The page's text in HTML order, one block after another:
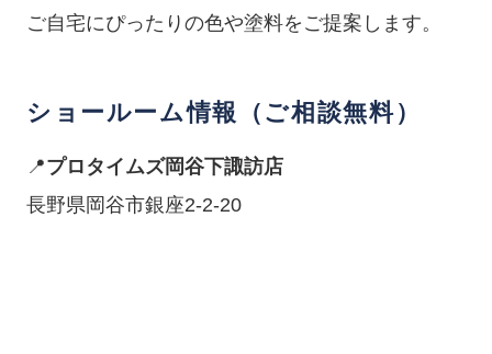
ご自宅にぴったりの色や塗料をご提案します。
ショールーム情報（ご相談無料）
📍プロタイムズ岡谷下諏訪店
長野県岡谷市銀座2-2-20